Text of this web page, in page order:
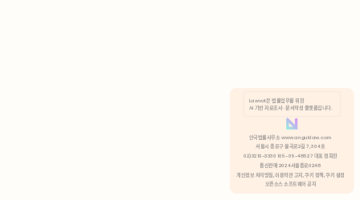
분석 쿠키 허용
Lawvot은 법률업무를 위한
AI 기반 자료조사 · 문서작성 플랫폼입니다.
안국법률사무소 www.anguklaw.com
서울시 종로구 율곡로2길 7, 304호
02)3210-3330 105-05-48527 대표 정희찬
통신판매 2024서울종로0248
개인정보 처리방침, 이용약관 고지, 쿠키 정책, 쿠키 설정
오픈소스 소프트웨어 공지